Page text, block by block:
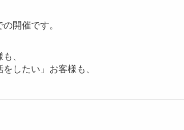
開催です。
、
したい」お客様も、